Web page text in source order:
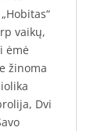
vaikų,
ėmė
žinoma
Dvi